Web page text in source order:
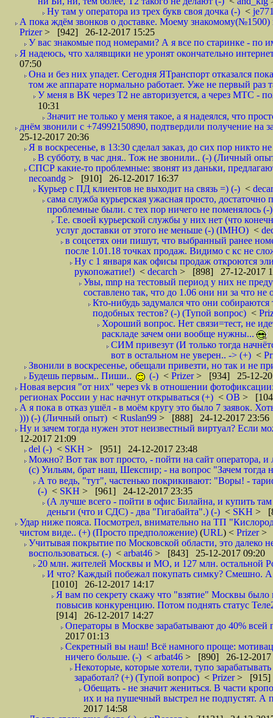
Ну там у оператора из трех букв своя дочка (-) <
А пока ждём звонков о доставке. Моему знакомому(№1500)
Prizer> [942] 26-12-2017 15:25
У вас знакомые под номерами? А я все по старинке - по
Я надеюсь, что халявщики не уронят окончательно
07:50
Она и без них упадет. Сегодня ЯТранспорт отказался
том же аппарате нормально работает. Уже не первый раз
У меня в ВК через Т2 не авторизуется, а через МТС -
10:31
Значит не только у меня такое, а я надеялся, что
днём звонили с +74992150890, подтвердили получение на
25-12-2017 20:36
Я в воскресенье, в 13:30 сделал заказ, до сих пор никто
В субботу, в час дня.. Тож не звонили.. (-) (Личный
СПСР какие-то проблемные: звонят из даньки,
necoandg > [910] 26-12-2017 16:37
Курьер с ПД клиентов не выходит на связь =) (-) <
сама служба курьерская ужасная просто,
проблемные были. с тех пор ничего не поменялось (-)
Т.е. своей курьерской службы у них нет (что
услуг доставки от этого не меньше (-) (IMHO) <
в соцсетях они пишут, что выбранный ранее
после 1.01.18 точках продаж. Видимо с кс не
Ну с 1 января как офисы продаж откроются
рукопожатие!) < decarch > [898] 27-12-2017
Увы, mnp на тестовый период у них не
составлено так, что до 1.06 они ни за что не
Кто-нибудь задумался что они
подобных тестов? (-) (Тупой вопрос) <
Хороший вопрос. Нет связи=тест, не
раскладе зачем они вообще нужны...
СИМ привезут (И только тогда
вот в остальном не уверен.. -> (+) <
Звонили в воскресенье, обещали привезти, но так и не
Будешь первым.. Пиши..
(-) < Prizer> [934] 25-12-
Новая версия "от них" через vk в отношении
регионах России у нас начнут открываться (+) < ОВ >
А я пока в отказ ушёл - в моём кругу это было 7 заявок.
))) (-) (Личный опыт) < Ruslan99 > [888] 24-12-2017 23:56
Ну и зачем тогда нужен этот неизвестный виртуал? Если
12-2017 21:09
del (-) < SKH > [951] 24-12-2017 23:48
Можно? Вот так вот просто, - пойти на сайт оператора,
(с) Уильям, брат наш, Шекспир; - на вопрос "Зачем тогда
А то ведь, "тут", частенько покрикивают: "Воры! -
(-) < SKH > [961] 24-12-2017 23:35
(А лучше всего - пойти в офис Билайна, и купить
деньги (что и СДС) - два "Гигабайта".) (-) < SKH >
Удар ниже пояса. Посмотрел, внимательно на ТП
чистом виде.. (+) (Просто предположение) (URL) < Prizer>
Учитывая покрытие по Московской области, это далеко
воспользоваться. (-) < arbat46 > [843] 25-12-2017 09:20
20 млн. жителей Москвы и МО, и 127 млн. остальной
И что? Каждый побежал покупать симку? Смешно. А
[1010] 26-12-2017 14:17
Я вам по секрету скажу что "взятие" Москвы
повысив конкуренцию. Потом поднять статус
[914] 26-12-2017 14:27
Операторы в Москве зарабатывают до 40% всей
2017 01:13
Секретный вы наш! Всё намного проще:
ничего больше. (-) < arbat46 > [890] 26-12-2017
Некоторые, которые хотели, тупо
заработал? (+) (Тупой вопрос) < Prizer> [915]
Обещать - не значит жениться. В части
их и на пушечный выстрел не подпустят. А
2017 14:58